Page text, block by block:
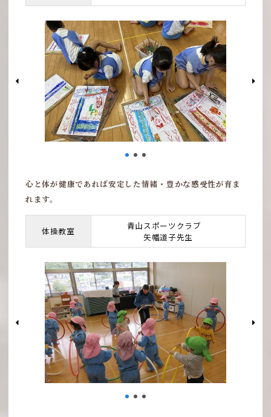
心と体が健康であれば安定した情緒・豊かな感受性が育ま
れます。
体操教室
青山スポーツクラブ
矢幡道子先生